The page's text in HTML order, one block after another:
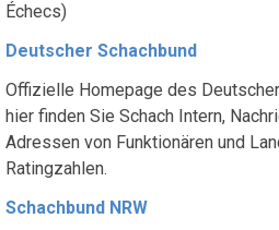
Échecs)
Deutscher Schachbund
Offizielle Homepage des Deutscher
hier finden Sie Schach Intern,
Adressen von Funktionären und
Ratingzahlen.
Schachbund NRW